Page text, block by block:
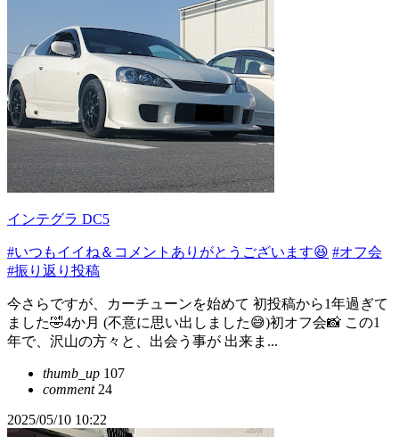
インテグラ DC5
#いつもイイね＆コメントありがとうございます😆 #オフ会
#振り返り投稿
今さらですが、カーチューンを始めて 初投稿から1年過ぎて
ました🤣4か月 (不意に思い出しました😅)初オフ会📸 この1
年で、沢山の方々と、出会う事が 出来ま...
thumb_up 107
comment24
2025/05/10 10:22